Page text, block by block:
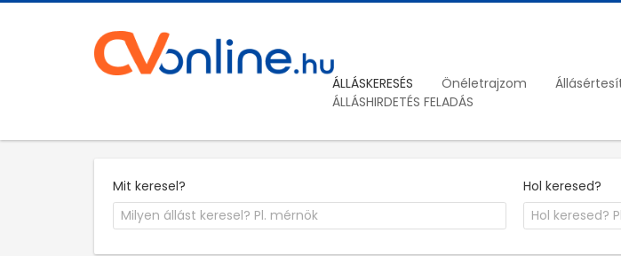
ÁLLÁSKERESÉS Önéletrajzom
ÁLLÁSHIRDETÉS FELADÁS
Mit keresel? Hol keresed?